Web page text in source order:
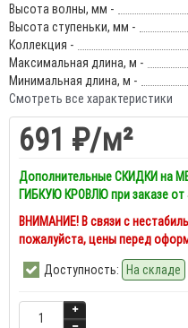
Высота волны, мм -
Высота ступеньки, мм -
Коллекция -
Максимальная длина, м -
Минимальная длина, м -
Смотреть все характеристики
691 ₽/м²
Дополнительные СКИДКИ на
ГИБКУЮ КРОВЛЮ при заказе от
ВНИМАНИЕ! В связи с
пожалуйста, цены перед
Доступность: На складе